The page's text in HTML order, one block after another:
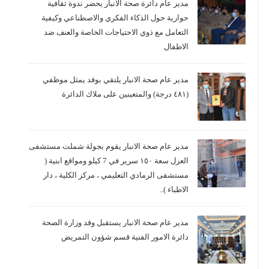
مدير عام دائرة صحة الانبار يحضر ندوة ثقافية
حوارية حول الذكاء الفكري والاصطناعي وكيفية
التعامل مع ذوي الاحتياجات الخاصة والعنف ضد
الاطفال
مدير عام صحة الانبار يلتقي بوفد يمثل موظفي
(٤٨١ درجة) والمتعينين على ملاك الدائرة
مدير عام صحة الانبار يقوم بجولة شملت مستشفى
العزل سعة ١٥٠ سرير في 7 كيلو ومواقع ابنية (
مستشفى الرمادي التعليمي ، مركز الكلية ، دار
الاطباء )..
مدير عام صحة الانبار يستقبل وفد وزارة الصحة
دائرة الامور الفنية قسم شؤون التمريض